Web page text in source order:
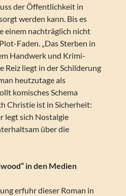
der Öffentlichkeit in
werden kann. Bis es
einem nachträglich nicht
Faden. „Das Sterben in
Handwerk und Krimi-
Reiz liegt in der Schilderung
heutzutage als
komisches Schema
Christie ist in Sicherheit:
legt sich Nostalgie
über die
in den Medien
erfuhr dieser Roman in